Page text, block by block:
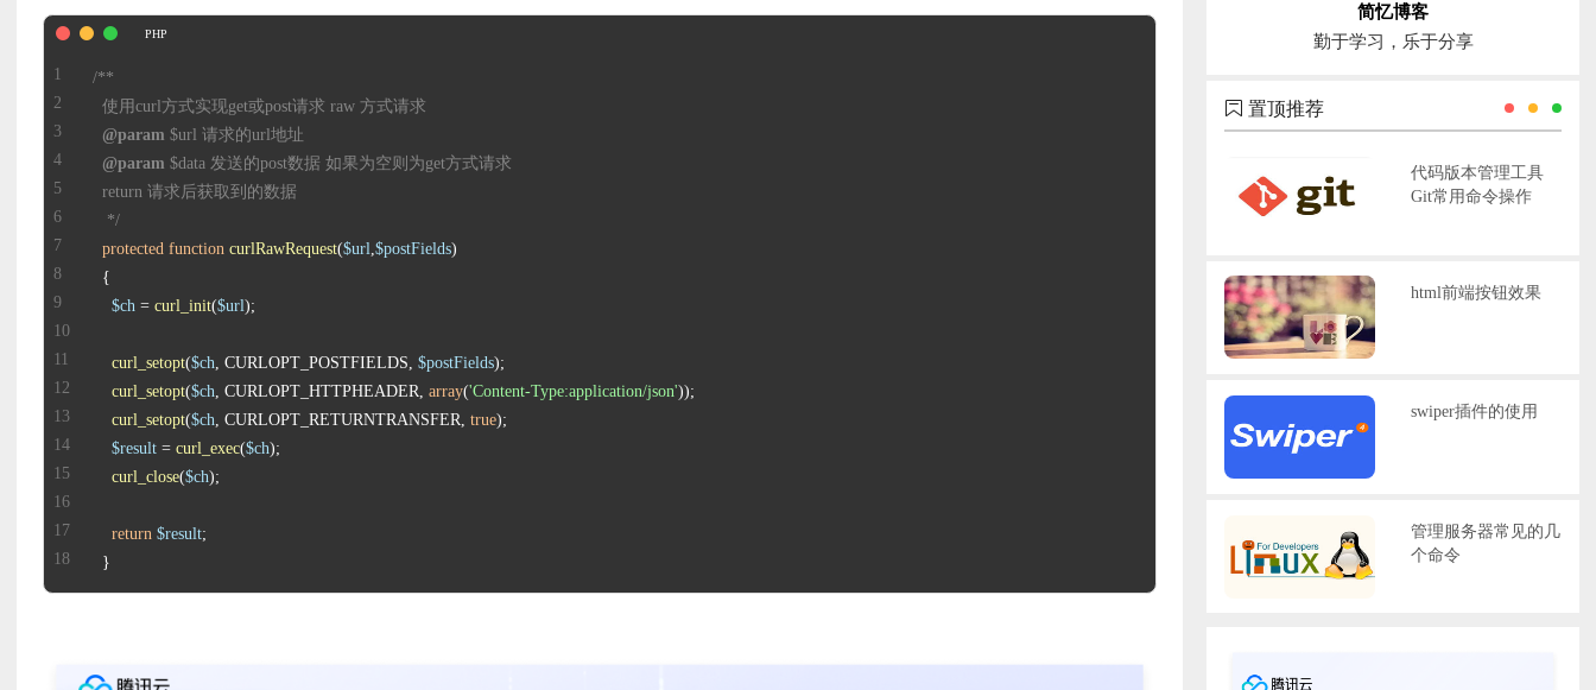
React
@param
@param
  return 请求后获取到的数据
   */
protected function curlRawRequest($url $postFields
$ch = curl_init($url
curl_setopt($ch , CURLOPT_POSTFIELDS, $postFields
curl_setopt($ch , CURLOPT_HTTPHEADER, array('Content-Type:application/json'
curl_setopt($ch , CURLOPT_RETURNTRANSFER, true
$result = curl_exec($ch
curl_close($ch
return $result
  }
简忆博客
勤于学习，乐于分享
置顶推荐
代码版本管理工具
Git常用命令操作
html前端按钮效果
swiper插件的使用
管理服务器常见的几
个命令